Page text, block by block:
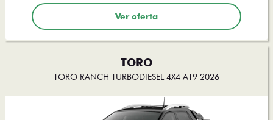
Ver oferta
TORO
TORO RANCH TURBODIESEL 4X4 AT9 2026